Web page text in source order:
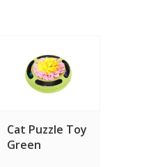
Cat Puzzle Toy
Green